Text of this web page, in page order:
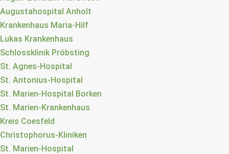
Augustahospital Anholt
Krankenhaus Maria-Hilf
Lukas Krankenhaus
Schlossklinik Pröbsting
St. Agnes-Hospital
St. Antonius-Hospital
St. Marien-Hospital Borken
St. Marien-Krankenhaus
Kreis Coesfeld
Christophorus-Kliniken
St. Marien-Hospital